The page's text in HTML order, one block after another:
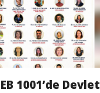
1001’de Devlet